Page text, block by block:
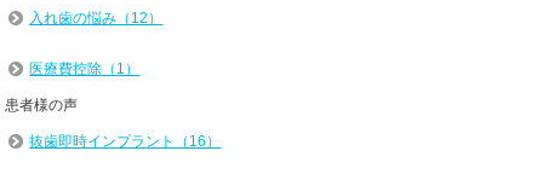
入れ歯の悩み（12）
医療費控除（1）
患者様の声
抜歯即時インプラント（16）